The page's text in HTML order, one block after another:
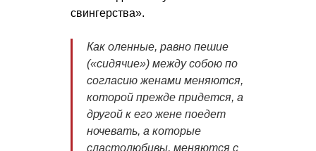
свингерства».
Как оленные, равно пешие
(«сидячие») между собою по
согласию женами меняются,
которой прежде придется, а
другой к его жене поедет
ночевать, а которые
сластолюбивы, меняются с